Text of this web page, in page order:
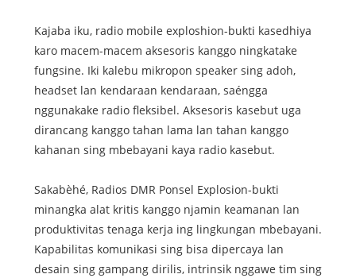
Kajaba iku, radio mobile exploshion-bukti kasedhiya
karo macem-macem aksesoris kanggo ningkatake
fungsine. Iki kalebu mikropon speaker sing adoh,
headset lan kendaraan kendaraan, saéngga
nggunakake radio fleksibel. Aksesoris kasebut uga
dirancang kanggo tahan lama lan tahan kanggo
kahanan sing mbebayani kaya radio kasebut.
Sakabèhé, Radios DMR Ponsel Explosion-bukti
minangka alat kritis kanggo njamin keamanan lan
produktivitas tenaga kerja ing lingkungan mbebayani.
Kapabilitas komunikasi sing bisa dipercaya lan
desain sing gampang dirilis, intrinsik nggawe tim sing